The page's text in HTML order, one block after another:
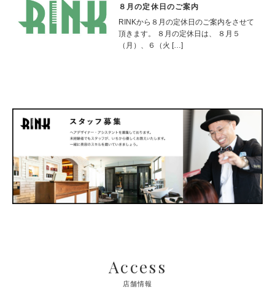
８月の定休日のご案内
RINKから８月の定休日のご案内をさせて
頂きます。 ８月の定休日は、 ８月５
（月）、６（火 […]
Access
店舗情報